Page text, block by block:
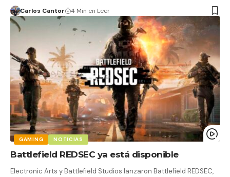
Carlos Cantor 4 Min en Leer
GAMING NOTICIAS
Battlefield REDSEC ya está disponible
Electronic Arts y Battlefield Studios lanzaron Battlefield REDSEC,